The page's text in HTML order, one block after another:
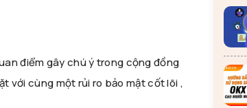
điểm gây chú ý trong cộng đồng
với cùng một rủi ro bảo mật cốt lõi ,